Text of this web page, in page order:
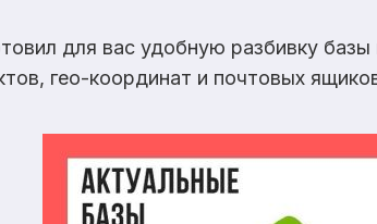
для вас удобную разбивку
гео-координат и почтовых